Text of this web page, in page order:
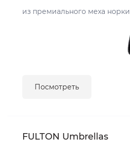
из премиального меха норки
Посмотреть
FULTON Umbrellas